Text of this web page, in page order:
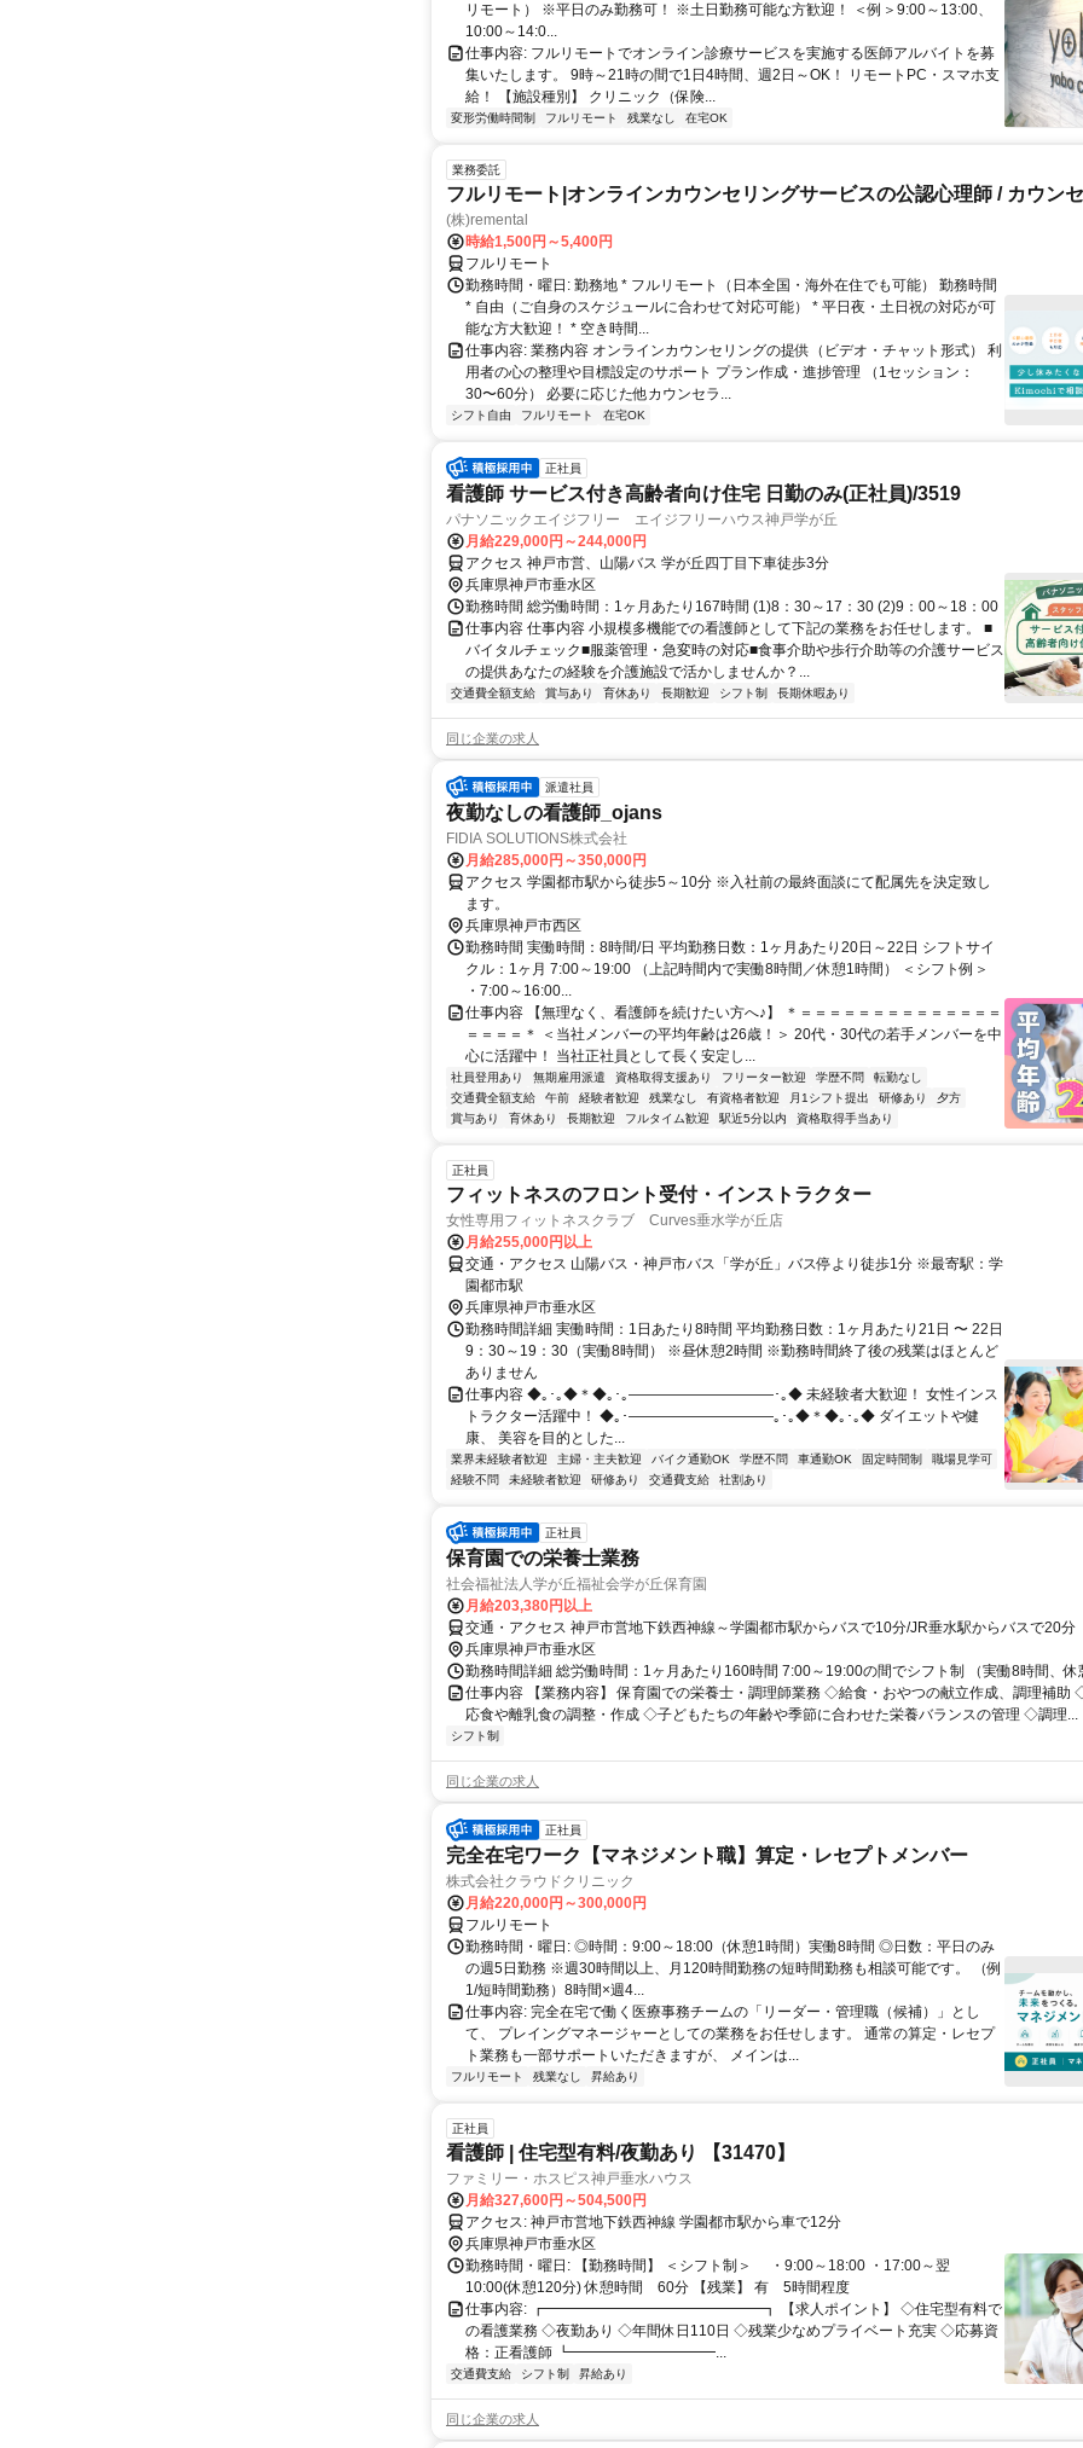
リモート） ※平日のみ勤務可！ ※土日勤務可能な方歓迎！ ＜例＞9:00～13:00、
10:00～14:0...
仕事内容: フルリモートでオンライン診療サービスを実施する医師アルバイトを募
集いたします。 9時～21時の間で1日4時間、週2日～OK！ リモートPC・スマホ支
給！ 【施設種別】 クリニック（保険...
変形労働時間制 フルリモート 残業なし 在宅OK
業務委託
フルリモート|オンラインカウンセリングサービスの公認心理師 / カウン
(株)remental
時給1,500円～5,400円
フルリモート
勤務時間・曜日: 勤務地 * フルリモート（日本全国・海外在住でも可能） 勤務時間
* 自由（ご自身のスケジュールに合わせて対応可能） * 平日夜・土日祝の対応が可
能な方大歓迎！ * 空き時間...
仕事内容: 業務内容 オンラインカウンセリングの提供（ビデオ・チャット形式） 利
用者の心の整理や目標設定のサポート プラン作成・進捗管理 （1セッション：
30〜60分） 必要に応じた他カウンセラ...
シフト自由 フルリモート 在宅OK
正社員
看護師 サービス付き高齢者向け住宅 日勤のみ(正社員)/3519
パナソニックエイジフリー エイジフリーハウス神戸学が丘
月給229,000円～244,000円
アクセス 神戸市営、山陽バス 学が丘四丁目下車徒歩3分
兵庫県神戸市垂水区
勤務時間 総労働時間：1ヶ月あたり167時間 (1)8：30～17：30 (2)9：00～18：00
仕事内容 仕事内容 小規模多機能での看護師として下記の業務をお任せします。 ■
バイタルチェック■服薬管理・急変時の対応■食事介助や歩行介助等の介護サービス
の提供あなたの経験を介護施設で活かしませんか？...
交通費全額支給 賞与あり 育休あり 長期歓迎 シフト制 長期休暇あり
同じ企業の求人
派遣社員
夜勤なしの看護師_ojans
FIDIA SOLUTIONS株式会社
月給285,000円～350,000円
アクセス 学園都市駅から徒歩5～10分 ※入社前の最終面談にて配属先を決定致し
ます。
兵庫県神戸市西区
勤務時間 実働時間：8時間/日 平均勤務日数：1ヶ月あたり20日～22日 シフトサイ
クル：1ヶ月 7:00～19:00 （上記時間内で実働8時間／休憩1時間） ＜シフト例＞
・7:00～16:00...
仕事内容 【無理なく、看護師を続けたい方へ♪】 ＊＝＝＝＝＝＝＝＝＝＝＝＝＝＝
＝＝＝＝＊ ＜当社メンバーの平均年齢は26歳！＞ 20代・30代の若手メンバーを中
心に活躍中！ 当社正社員として長く安定し...
社員登用あり 無期雇用派遣 資格取得支援あり フリーター歓迎 学歴不問
転勤なし
交通費全額支給
午前 経験者歓迎 残業なし 有資格者歓迎 月1シフト提出 研修あり
夕方
賞与あり
育休あり 長期歓迎 フルタイム歓迎 駅近5分以内 資格取得手当あり
正社員
フィットネスのフロント受付・インストラクター
女性専用フィットネスクラブ Curves垂水学が丘店
月給255,000円以上
交通・アクセス 山陽バス・神戸市バス「学が丘」バス停より徒歩1分 ※最寄駅：学
園都市駅
兵庫県神戸市垂水区
勤務時間詳細 実働時間：1日あたり8時間 平均勤務日数：1ヶ月あたり21日 〜 22日
9：30～19：30（実働8時間） ※昼休憩2時間 ※勤務時間終了後の残業はほとんど
ありません
仕事内容 ◆｡･｡◆＊◆｡･｡――――――――――･｡◆ 未経験者大歓迎！ 女性インス
トラクター活躍中！ ◆｡･――――――――――｡･｡◆＊◆｡･｡◆ ダイエットや健
康、 美容を目的とした...
業界未経験者歓迎 主婦・主夫歓迎 バイク通勤OK 学歴不問 車通勤OK 固定時間制
職場見学可
経験不問
未経験者歓迎 研修あり 交通費支給 社割あり
正社員
保育園での栄養士業務
社会福祉法人学が丘福祉会学が丘保育園
月給203,380円以上
交通・アクセス 神戸市営地下鉄西神線～学園都市駅からバスで10分/JR垂水駅からバスで20分
兵庫県神戸市垂水区
勤務時間詳細 総労働時間：1ヶ月あたり160時間 7:00～19:00の間でシフト制 （実働8時間、休
仕事内容 【業務内容】 保育園での栄養士・調理師業務 ◇給食・おやつの献立作成、調理補助
応食や離乳食の調整・作成 ◇子どもたちの年齢や季節に合わせた栄養バランスの管理 ◇調理...
シフト制
同じ企業の求人
正社員
完全在宅ワーク【マネジメント職】算定・レセプトメンバー
株式会社クラウドクリニック
月給220,000円～300,000円
フルリモート
勤務時間・曜日: ◎時間：9:00～18:00（休憩1時間）実働8時間 ◎日数：平日のみ
の週5日勤務 ※週30時間以上、月120時間勤務の短時間勤務も相談可能です。 （例
1/短時間勤務）8時間×週4...
仕事内容: 完全在宅で働く医療事務チームの「リーダー・管理職（候補）」とし
て、 プレイングマネージャーとしての業務をお任せします。 通常の算定・レセプ
ト業務も一部サポートいただきますが、 メインは...
フルリモート 残業なし 昇給あり
正社員
看護師 | 住宅型有料/夜勤あり 【31470】
ファミリー・ホスピス神戸垂水ハウス
月給327,600円～504,500円
アクセス: 神戸市営地下鉄西神線 学園都市駅から車で12分
兵庫県神戸市垂水区
勤務時間・曜日: 【勤務時間】 ＜シフト制＞ ・9:00～18:00 ・17:00～翌
10:00(休憩120分) 休憩時間 60分 【残業】 有 5時間程度
仕事内容: ┏━━━━━━━━━━━━━━━┓ 【求人ポイント】 ◇住宅型有料で
の看護業務 ◇夜勤あり ◇年間休日110日 ◇残業少なめプライベート充実 ◇応募資
格：正看護師 ┗━━━━━━━━━━...
交通費支給 シフト制 昇給あり
同じ企業の求人